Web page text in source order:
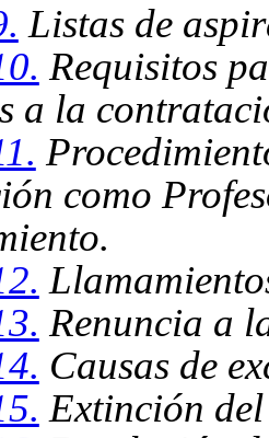
Listas de
Requisitos
a la
como
Renuncia a
Causas de
Extinción